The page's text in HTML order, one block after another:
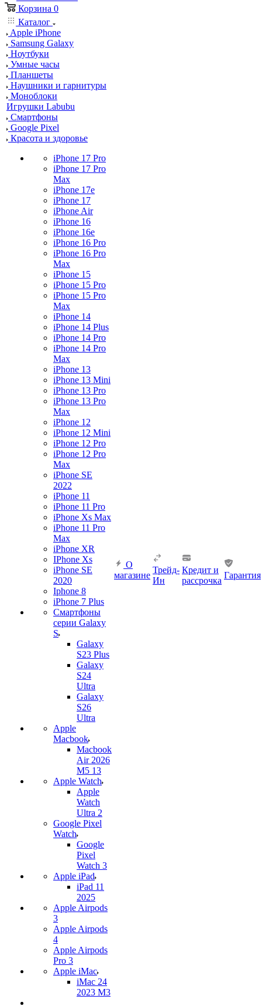
Корзина 0
Каталог
Apple iPhone
Samsung Galaxy
Ноутбуки
Умные часы
Планшеты
Наушники и гарнитуры
Моноблоки
Игрушки Labubu
Смартфоны
Google Pixel
Красота и здоровье
iPhone 17 Pro
iPhone 17 Pro
Max
iPhone 17e
iPhone 17
iPhone Air
iPhone 16
iPhone 16e
iPhone 16 Pro
iPhone 16 Pro
Max
iPhone 15
iPhone 15 Pro
iPhone 15 Pro
Max
iPhone 14
iPhone 14 Plus
iPhone 14 Pro
iPhone 14 Pro
Max
iPhone 13
iPhone 13 Mini
iPhone 13 Pro
iPhone 13 Pro
Max
iPhone 12
iPhone 12 Mini
iPhone 12 Pro
iPhone 12 Pro
Max
iPhone SE
2022
iPhone 11
iPhone 11 Pro
iPhone Xs Max
iPhone 11 Pro
Max
iPhone XR
IPhone Xs
iPhone SE
2020
Iphone 8
iPhone 7 Plus
Смартфоны
серии Galaxy
S
Galaxy
S23 Plus
Galaxy
S24
Ultra
Galaxy
S26
Ultra
Apple
Macbook
Macbook
Air 2026
M5 13
Apple Watch
Apple
Watch
Ultra 2
Google Pixel
Watch
Google
Pixel
Watch 3
Apple iPad
iPad 11
2025
Apple Airpods
3
Apple Airpods
4
Apple Airpods
Pro 3
Apple iMac
iMac 24
2023 M3
О
магазине
Трейд-
Ин
Кредит и
рассрочка
Гарантия